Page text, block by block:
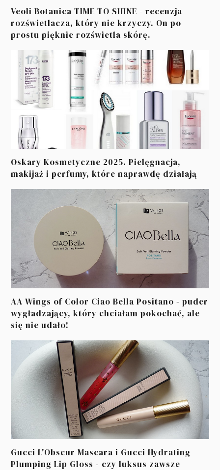
Veoli Botanica TIME TO SHINE - recenzja
rozświetlacza, który nie krzyczy. On po
prostu pięknie rozświetla skórę.
Oskary Kosmetyczne 2025. Pielęgnacja,
makijaż i perfumy, które naprawdę działają
AA Wings of Color Ciao Bella Positano - puder
wygładzający, który chciałam pokochać, ale
się nie udało!
Gucci L'Obscur Mascara i Gucci Hydrating
Plumping Lip Gloss - czy luksus zawsze